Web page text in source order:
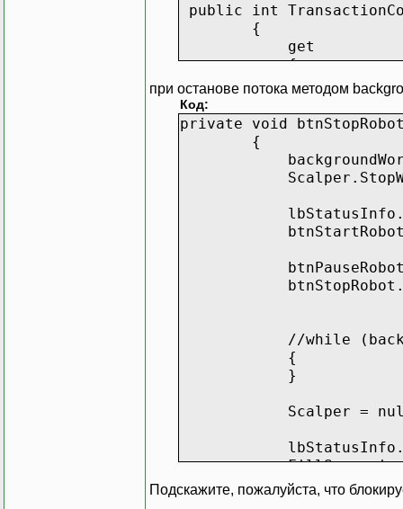
public int
{
get
{
return
}
set
{
if (value !=
{
// метод
}
}
public void
if
new
при останове потока методом
Код:
private void
{
Scalper.StopWork =
//while
}
Scalper =
Подскажите, пожалуйста, что